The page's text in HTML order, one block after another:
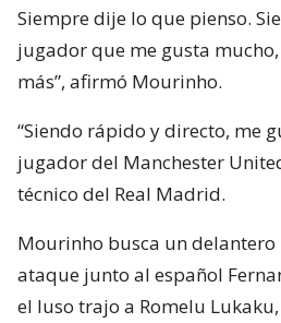
Siempre dije lo que pienso.
jugador que me gusta
más”, afirmó Mourinho.
“Siendo rápido y directo, me
jugador del Manchester
técnico del Real Madrid.
Mourinho busca un
ataque junto al español
el luso trajo a Romelu